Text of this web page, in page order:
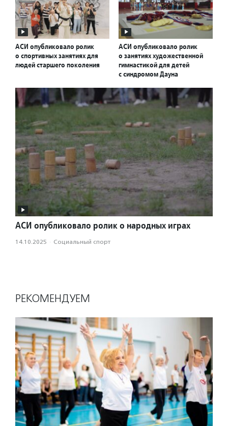
АСИ опубликовало ролик
о спортивных занятиях для
людей старшего поколения
АСИ опубликовало ролик
о занятиях художественной
гимнастикой для детей
с синдромом Дауна
АСИ опубликовало ролик о народных играх
14.10.2025 · Социальный спорт
РЕКОМЕНДУЕМ